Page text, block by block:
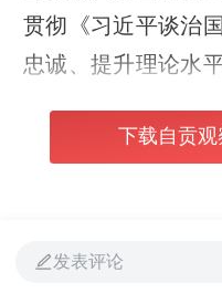
贯彻《习近平谈治
忠诚、提升理论水
求，要以高度的政
觉，持之以恒抓好
涵，系统掌握习近
下载自贡
发表评论